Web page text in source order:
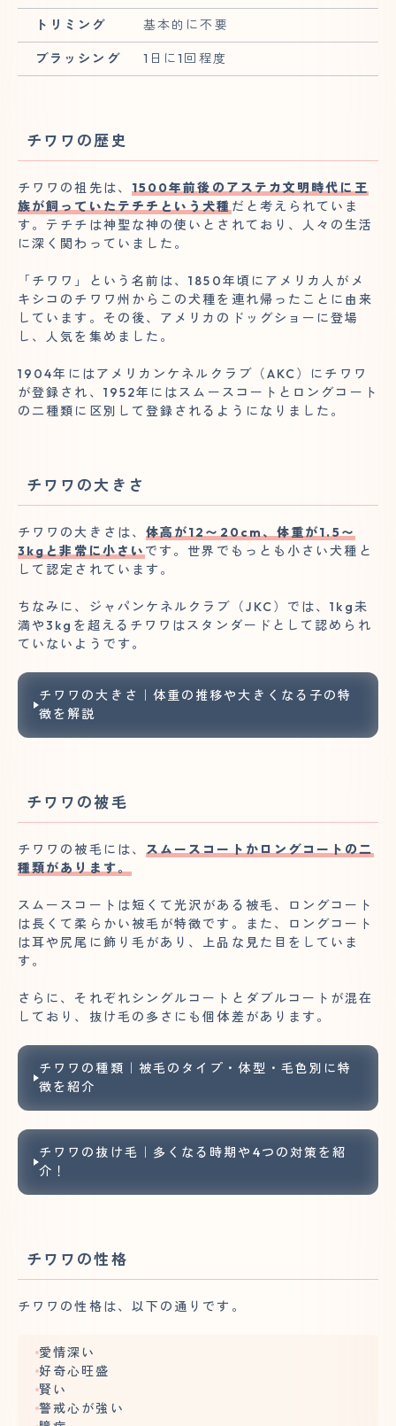
トリミング 基本的に不要
ブラッシング 1日に1回程度
チワワの歴史
チワワの祖先は、 1500年前後のアステカ文明時代に王
族が飼っていたテチチという犬種 だと考えられていま
す。テチチは神聖な神の使いとされており、人々の生活
に深く関わっていました。
「チワワ」という名前は、1850年頃にアメリカ人がメ
キシコのチワワ州からこの犬種を連れ帰ったことに由来
しています。その後、アメリカのドッグショーに登場
し、人気を集めました。
1904年にはアメリカンケネルクラブ（AKC）にチワワ
が登録され、1952年にはスムースコートとロングコート
の二種類に区別して登録されるようになりました。
チワワの大きさ
チワワの大きさは、 体高が12〜20cm、体重が1.5〜
3kgと非常に小さい です。世界でもっとも小さい犬種と
して認定されています。
ちなみに、ジャパンケネルクラブ（JKC）では、1kg未
満や3kgを超えるチワワはスタンダードとして認められ
ていないようです。
チワワの大きさ｜体重の推移や大きくなる子の特
徴を解説
チワワの被毛
チワワの被毛には、 スムースコートかロングコートの二
種類があります。
スムースコートは短くて光沢がある被毛、ロングコート
は長くて柔らかい被毛が特徴です。また、ロングコート
は耳や尻尾に飾り毛があり、上品な見た目をしていま
す。
さらに、それぞれシングルコートとダブルコートが混在
しており、抜け毛の多さにも個体差があります。
チワワの種類｜被毛のタイプ・体型・毛色別に特
徴を紹介
チワワの抜け毛｜多くなる時期や4つの対策を紹
介！
チワワの性格
チワワの性格は、以下の通りです。
愛情深い
好奇心旺盛
賢い
警戒心が強い